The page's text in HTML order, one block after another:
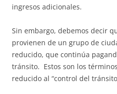
ingresos adicionales.
Sin embargo, debemos decir
provienen de un grupo de
reducido, que continúa
tránsito. Estos son los
reducido al “control del